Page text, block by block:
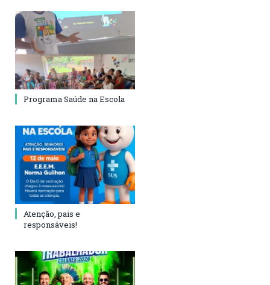
Programa Saúde na Escola
Atenção, pais e
responsáveis!